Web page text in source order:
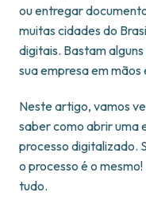
ou entregar
muitas cidades do
digitais. Bastam
sua empresa em
Neste artigo, vamos
saber como abrir uma
processo digitalizado.
o processo é o
tudo.